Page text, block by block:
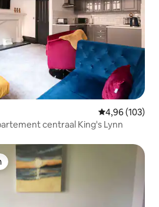
Gemiddelde
4,96 (103)
centraal King's Lynn